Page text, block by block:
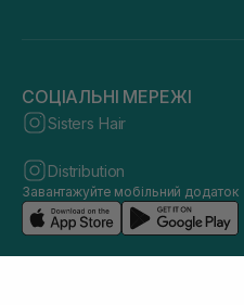
СОЦІАЛЬНІ МЕРЕЖІ
Sisters Hair
Distribution
Завантажуйте мобільний додаток